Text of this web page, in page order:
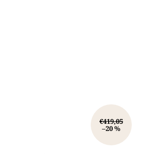
€419,05
–20 %